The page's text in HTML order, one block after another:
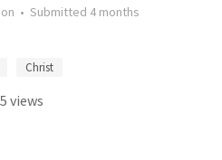
• Submitted 4 months
Christ
5 views